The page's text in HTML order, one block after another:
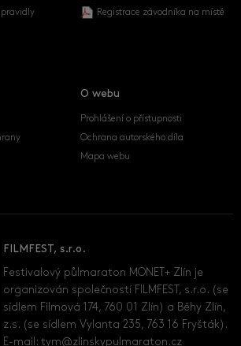
pravidly
Registrace závodníka na místě
O webu
Prohlášení o přístupnosti
Ochrana autorského díla
Mapa webu
FILMFEST, s.r.o.
Festivalový půlmaraton MONET+ Zlín je
organizován společností FILMFEST, s.r.o. (se
sídlem Filmová 174, 760 01 Zlín) a Běhy Zlín,
z.s. (se sídlem Vylanta 235, 763 16 Fryšták).
E-mail:tym@zlinskypulmaraton.cz